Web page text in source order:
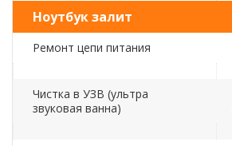
Ноутбук залит
Ремонт цепи питания
Чистка в УЗВ (ультра
звуковая ванна)